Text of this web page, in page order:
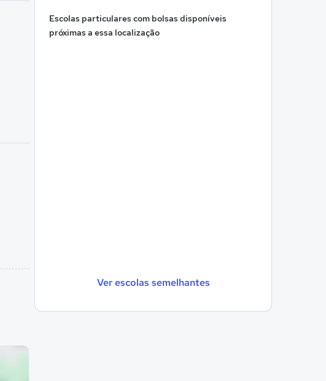
Escolas particulares com bolsas disponíveis
próximas a essa localização
Ver escolas semelhantes